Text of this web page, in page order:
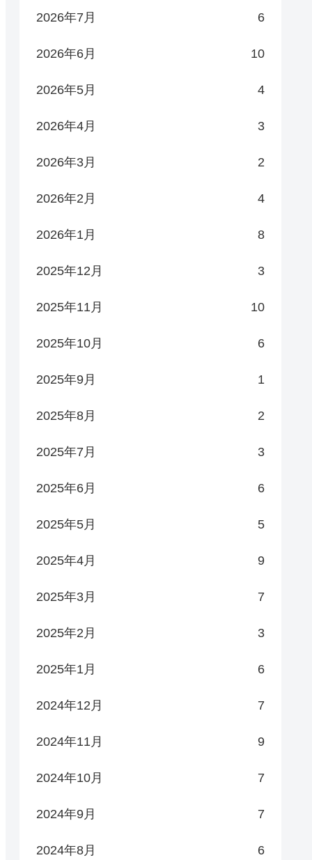
2026年7月 6
2026年6月 10
2026年5月 4
2026年4月 3
2026年3月 2
2026年2月 4
2026年1月 8
2025年12月 3
2025年11月 10
2025年10月 6
2025年9月 1
2025年8月 2
2025年7月 3
2025年6月 6
2025年5月 5
2025年4月 9
2025年3月 7
2025年2月 3
2025年1月 6
2024年12月 7
2024年11月 9
2024年10月 7
2024年9月 7
2024年8月 6